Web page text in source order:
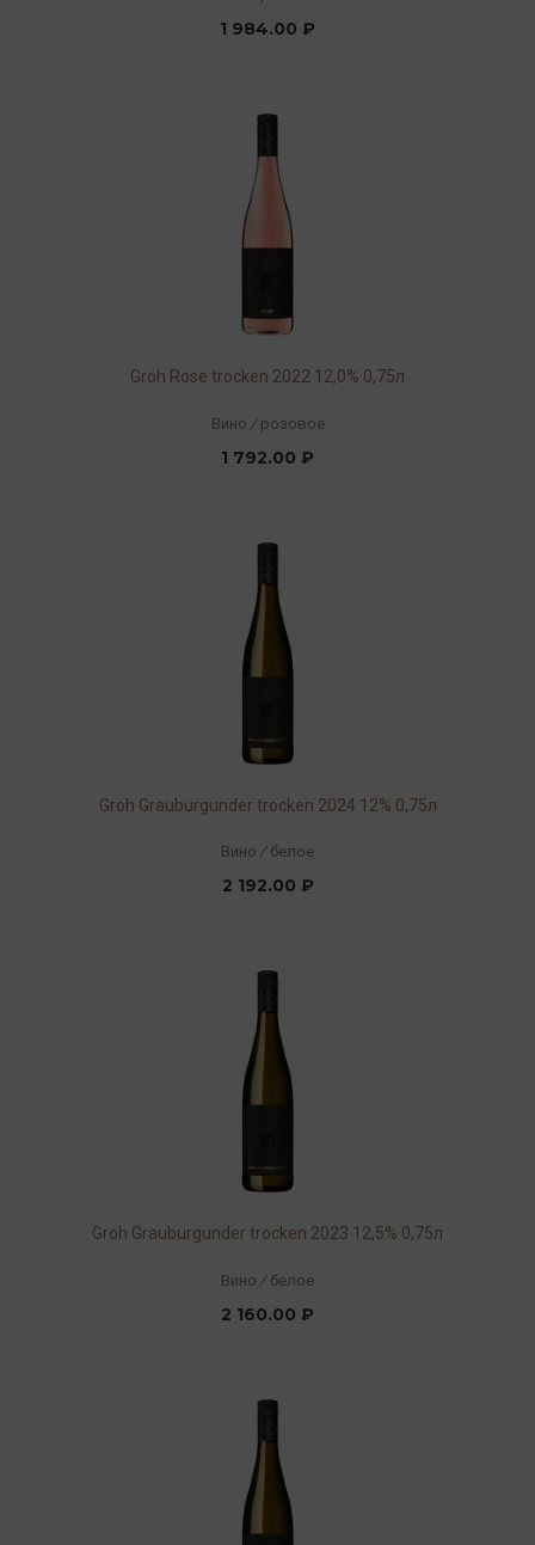
1 984.00 ₽
Groh Rose trocken 2022 12,0% 0,75л
Вино / розовое
1 792.00 ₽
Groh Grauburgunder trocken 2024 12% 0,75л
Вино / белое
2 192.00 ₽
Groh Grauburgunder trocken 2023 12,5% 0,75л
Вино / белое
2 160.00 ₽